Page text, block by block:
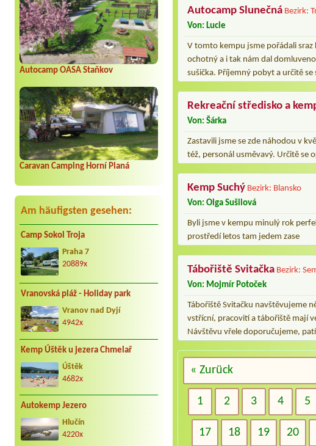
Autocamp OASA Staňkov
Caravan Camping Horní Planá
Am häufigsten gesehen:
Camp Sokol Troja
Praha 7
20889x
Vranovská pláž - Holiday park
Vranov nad Dyjí
4942x
Kemp Úštěk u jezera Chmelař
Úštěk
4682x
Autokemp Jezero
Hlučín
4220x
Autocamp Slunečná Bezirk:
Von: Lucie
V tomto kempu jsme pořádali
ochotný a i tak nám dal
sušička. Příjemný pobyt a určitě
Rekreační středisko a
Von: Šárka
Zastavili jsme se zde náhodou v
též, personál usměvavý. Určitě se
Kemp Suchý Bezirk: Blansko
Von: Olga Sušilová
Byli jsme v kempu minulý rok
prostředí letos tam jedem zase
Tábořiště Svitačka Bezirk:
Von: Mojmír Potoček
Tábořiště Svitačku navštěvujeme
vstřícní, pracovití a tábořiště mají
Návštěvu vřele doporučujeme,
« Zurück
1 2 3 4 5
17 18 19 20